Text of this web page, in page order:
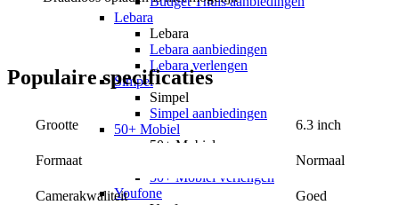
Lebara
Lebara
Lebara aanbiedingen
Lebara verlengen
Simpel
Simpel
Simpel aanbiedingen
50+ Mobiel
50+ Mobiel
50+ Mobiel verlengen
Youfone
Populairespecificaties
Grootte 6.3 inch
Formaat Normaal
Camerakwaliteit Goed